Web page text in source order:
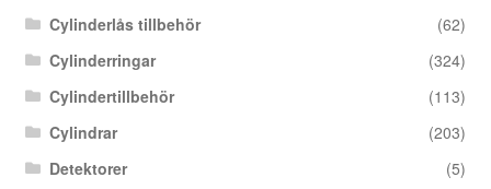
Cylinderlås tillbehör
(62)
Cylinderringar
(324)
Cylindertillbehör
(113)
Cylindrar
(203)
Detektorer
(5)